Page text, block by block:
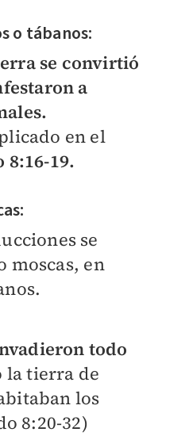
o tábanos:
se convirtió
a
en el
8:16-19.
se
moscas, en
todo
la tierra de
los
8:20-32)